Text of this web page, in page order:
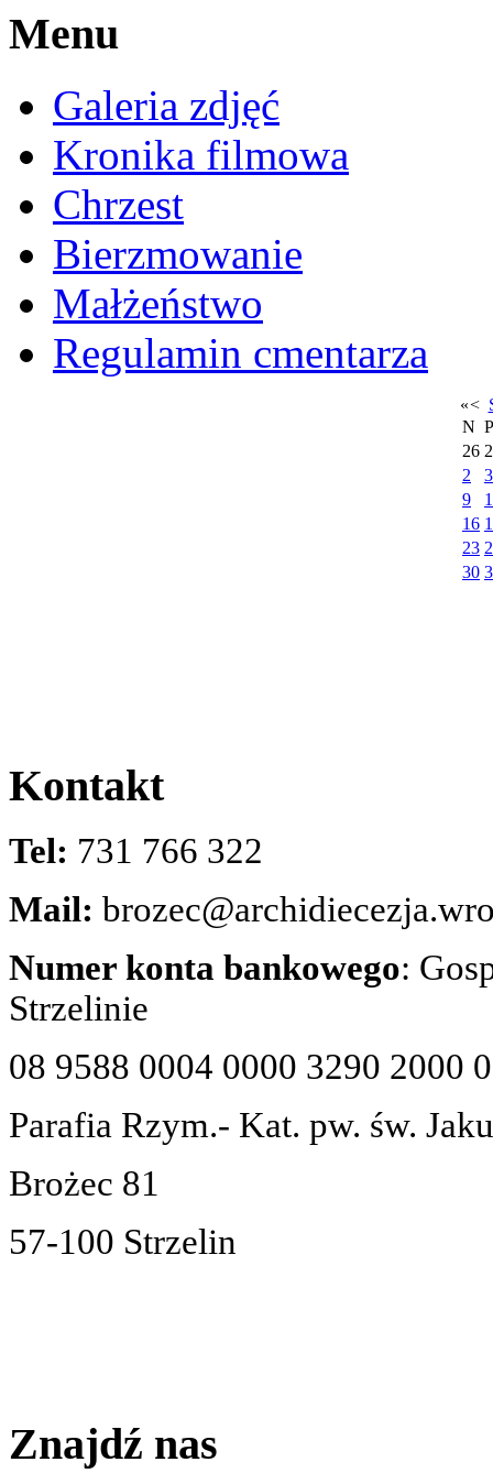
Menu
Galeria zdjęć
Kronika filmowa
Chrzest
Bierzmowanie
Małżeństwo
Regulamin cmentarza
«<
N P
26
2
3
9
16
23
30
Kontakt
Tel: 731 766 322
Mail:
Numer konta bankowego:
Strzelinie
08 9588 0004 0000 3290 2000
Parafia Rzym.- Kat. pw. św.
Brożec 81
57-100 Strzelin
Znajdź nas